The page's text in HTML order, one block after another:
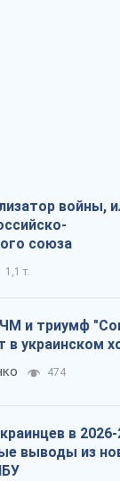
войны,
союза
1,1 т.
и триумф
в украинском
474
в 2026-
выводы из